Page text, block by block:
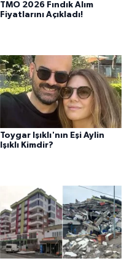
TMO 2026 Fındık Alım
Fiyatlarını Açıkladı!
Toygar Işıklı'nın Eşi Aylin
Işıklı Kimdir?